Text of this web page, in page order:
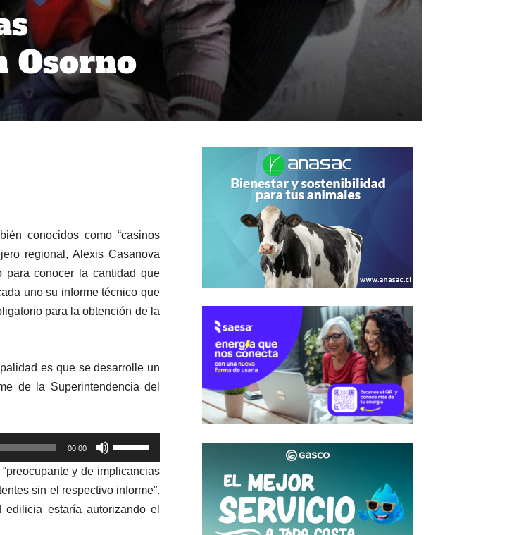
Osorno
conocidos como “casinos
regional, Alexis Casanova
conocer la cantidad que
uno su informe técnico que
para la obtención de la
es que se desarrolle un
de la Superintendencia del
00:00
las
teclas
de
flecha
y de implicancias
sin el respectivo informe”.
estaría autorizando el